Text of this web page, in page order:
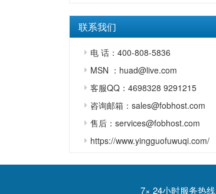
联系我们
电 话：400-808-5836
MSN ：huad@live.com
客服QQ：4698328 9291215
咨询邮箱：sales@fobhost.com
售后：services@fobhost.com
https://www.yingguofuwuqi.com/
7× 24小时服务热线